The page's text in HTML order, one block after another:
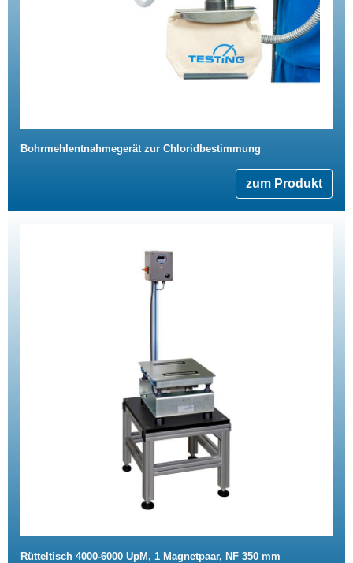
Bohrmehlentnahmegerät zur Chloridbestimmung
zum Produkt
Rütteltisch 4000-6000 UpM, 1 Magnetpaar, NF 350 mm